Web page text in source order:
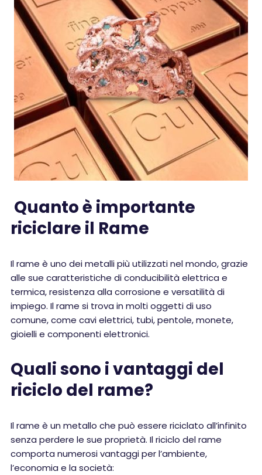
Quanto è importante
riciclare il Rame
Il rame è uno dei metalli più utilizzati nel mondo, grazie
alle sue caratteristiche di conducibilità elettrica e
termica, resistenza alla corrosione e versatilità di
impiego. Il rame si trova in molti oggetti di uso
comune, come cavi elettrici, tubi, pentole, monete,
gioielli e componenti elettronici.
Quali sono i vantaggi del
riciclo del rame?
Il rame è un metallo che può essere riciclato all’infinito
senza perdere le sue proprietà. Il riciclo del rame
comporta numerosi vantaggi per l’ambiente,
l’economia e la società: